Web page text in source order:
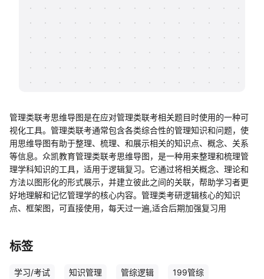
知识分享社区
管理类联考思维导图是在应对管理类联考相关题目时使用的一种可
视化工具。管理类联考通常包含各类综合性的管理知识和问题，使
用思维导图有助于整理、梳理、和展示相关的知识点、概念、关系
等信息。众凯教育管理类联考思维导图，是一种用来整理和梳理管
理学科知识的工具，适用于逻辑复习。它通过将相关概念、理论和
方法以图形化的形式展示，并建立彼此之间的关联，帮助学习者更
好地理解和记忆管理学的核心内容。管理类考研逻辑核心的知识
点、框架图，可直接使用，每天过一遍,适合后期加强复习用
标签
学习/考试 知识管理 管综逻辑 199管综